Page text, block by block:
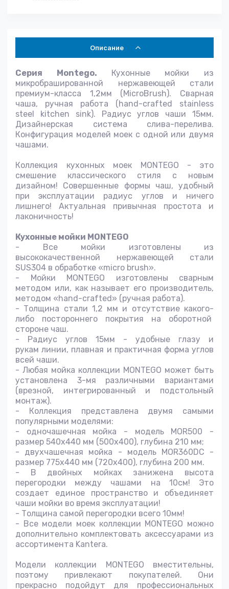
Описание
Серия Montego. Кухонные мойки из
микробрашированной нержавеющей стали
премиум-класса 1,2мм (MicroBrush). Сварная
чаша, ручная работа (hand-crafted stainless
steel kitchen sink). Радиус углов чаши 15мм.
Дизайнерская система слива-перелива.
Конфигурация моделей моек с одной или двумя
чашами.
Коллекция кухонных моек MONTEGO - это
смешение классического стиля с новым
дизайном! Совершенные формы чаш, удобный
при эксплуатации радиус углов и ничего
лишнего! Актуальная привычная простота и
лаконичность!
Кухонные мойки MONTEGO
- Все мойки изготовлены из
высококачественной нержавеющей стали
SUS304 в обработке «micro brush».
- Мойки MONTEGO изготовлены сварным
методом или, как называет его производитель,
методом «hand-crafted» (ручная работа).
- Толщина стали 1,2 мм и отсутствие какого-
либо постороннего покрытия на оборотной
стороне чаш.
- Радиус углов 15мм - удобные глазу и
рукам линии, плавная и практичная форма углов
всей чаши.
- Любая мойка коллекции MONTEGO может быть
установлена 3-мя различными вариантами
(врезной, интегрированный и подстольный
монтаж).
- Коллекция представлена двумя самыми
популярными моделями:
- одночашечная мойка - модель MOR500 -
размер 540х440 мм (500х400), глубина 210 мм;
- двухчашечная мойка - модель MOR360DC -
размер 775х440 мм (720х400), глубина 200 мм.
- В двойных мойках занижена высота
перегородки между чашами на 10см! Это
создает единое пространство и объединяет
чаши мойки во время эксплуатации!
- Толщина самой перегородки всего 10мм!
- Все модели моек коллекции MONTEGO можно
дополнительно комплектовать аксессуарами из
ассортимента Kantera.
Модели коллекции MONTEGO вместительны,
поэтому привлекают покупателей. Они
прекрасно подойдут для профессиональных